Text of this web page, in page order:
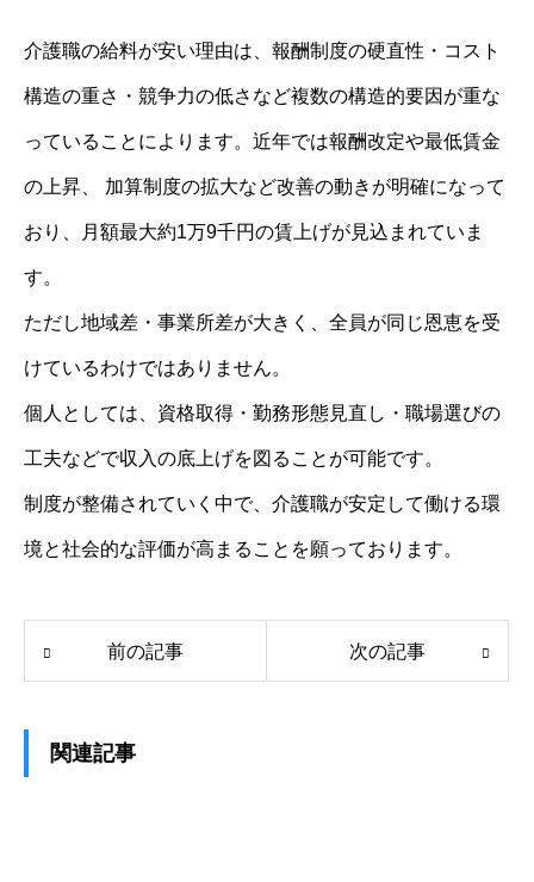
介護職の給料が安い理由は、報酬制度の硬直性・コスト
構造の重さ・競争力の低さなど複数の構造的要因が重な
っていることによります。近年では報酬改定や最低賃金
の上昇、 加算制度の拡大など改善の動きが明確になって
おり、月額最大約1万9千円の賃上げが見込まれていま
す。
ただし地域差・事業所差が大きく、全員が同じ恩恵を受
けているわけではありません。
個人としては、資格取得・勤務形態見直し・職場選びの
工夫などで収入の底上げを図ることが可能です。
制度が整備されていく中で、介護職が安定して働ける環
境と社会的な評価が高まることを願っております。
前の記事 次の記事
関連記事